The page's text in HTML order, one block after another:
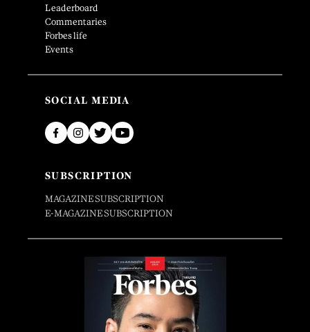
Leaderboard
Commentaries
Forbes life
Events
SOCIAL MEDIA
SUBSCRIPTION
MAGAZINE SUBSCRIPTION
E-MAGAZINE SUBSCRIPTION